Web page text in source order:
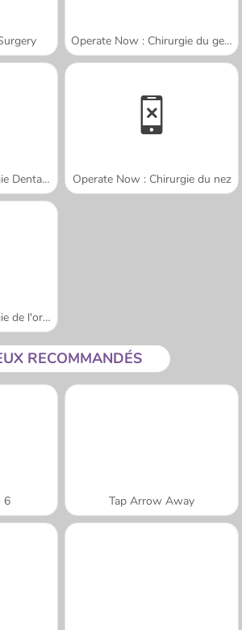
Operate Now : Chirurgie du genou
Operate Now: Chirurgie Dentaire Operate Now : Chirurgie du nez
Operate Now: Chirurgie de l'oreille
RECOMMANDÉS
6 Tap Arrow Away